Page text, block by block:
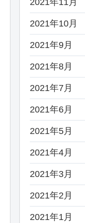
2021年11月
2021年10月
2021年9月
2021年8月
2021年7月
2021年6月
2021年5月
2021年4月
2021年3月
2021年2月
2021年1月